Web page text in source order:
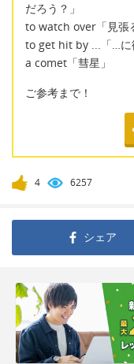
だろう？」
to watch over「見張
to get hit by ...「…に
a comet「彗星」
ご参考まで！
4 6257
シェア